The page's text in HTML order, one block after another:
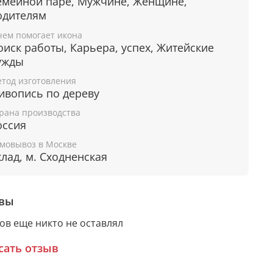
переживания, гнетущее
надежду в трудных жизненных
от гнева и негатива.
подлинности
свидетельство, в котором подробно
вся информация об иконе:
из которых она изготовлена,
помогает икона
работы, Карьера, успех, Житейские
изготовления
по дереву
производства
в Москве
м. Сходненская
еще никто не оставлял
отзыв